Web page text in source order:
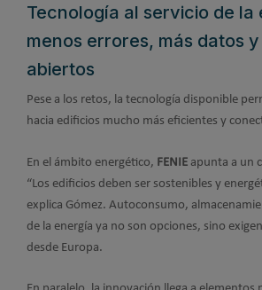
Tecnología al servicio de la
menos errores, más datos
abiertos
Pese a los retos, la tecnología disponible
hacia edificios mucho más eficientes y
En el ámbito energético, FENIE apunta a un
“Los edificios deben ser sostenibles y
explica Gómez. Autoconsumo,
de la energía ya no son opciones, sino
desde Europa.